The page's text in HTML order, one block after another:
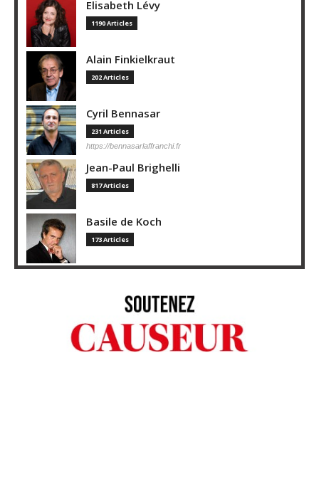
Elisabeth Lévy
1190 Articles
Alain Finkielkraut
202 Articles
Cyril Bennasar
231 Articles
https://bennasarlaffranchi.fr
Jean-Paul Brighelli
817 Articles
Basile de Koch
173 Articles